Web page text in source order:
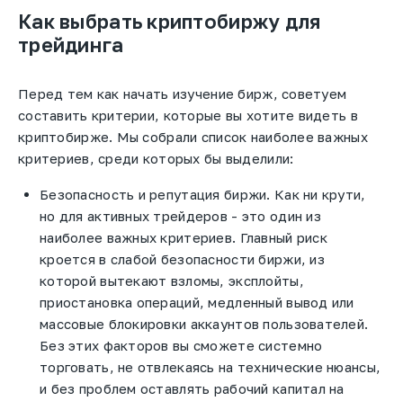
Как выбрать криптобиржу для
трейдинга
Перед тем как начать изучение бирж, советуем
составить критерии, которые вы хотите видеть в
криптобирже. Мы собрали список наиболее важных
критериев, среди которых бы выделили:
Безопасность и репутация биржи. Как ни крути,
но для активных трейдеров - это один из
наиболее важных критериев. Главный риск
кроется в слабой безопасности биржи, из
которой вытекают взломы, эксплойты,
приостановка операций, медленный вывод или
массовые блокировки аккаунтов пользователей.
Без этих факторов вы сможете системно
торговать, не отвлекаясь на технические нюансы,
и без проблем оставлять рабочий капитал на